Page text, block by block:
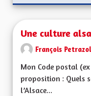
Une culture
François
Mon Code postal
proposition : Quels
l’Alsace...